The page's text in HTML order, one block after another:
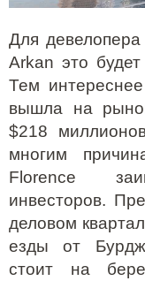
Для
Arkan это
Тем
вышла на
$218
многим
Florence
инвесторов.
деловом
езды от
стоит на